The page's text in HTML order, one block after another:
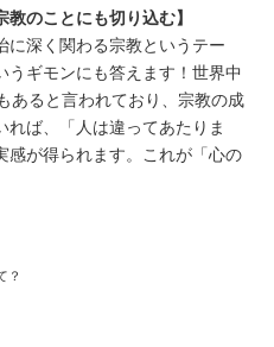
教のことにも切り込む】
深く関わる宗教というテー
うギモンにも答えます！世界中
あると言われており、宗教の成
れば、「人は違ってあたりま
感が得られます。これが「心の
？